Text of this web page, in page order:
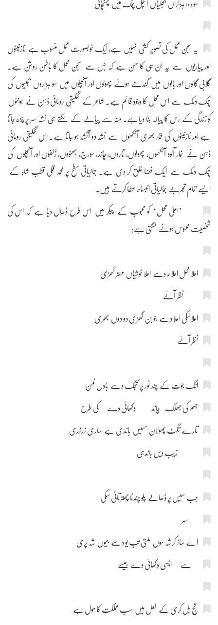
سو۱۰۰ ہزاراں بجلیاں انچل چمک میں پہنچائی
یہ سجن محل کی تصویر کشی نہیں ہے، ایک خوبصورت محل منسوب ہے نازنینوں
اور پیاریوں سے یہ ان ہی کا حسن ہے کہ جس سے سجن محل کا باطن روشن ہے۔
گلابی گالوں اور بالوں میں گندھے ہوئے پھولوں اور آنچلوں میں سو ہزاروں بجلیوں کی
چمک دمک سے اس محل کا وجود قائم ہے۔ شاعر کے تخلیقی رومانی ذہن نے ہونٹوں
کو زندگی کے رس کا پیالہ بنا دیا ہے۔ منہ سے پیالے کے لگتے ہی نشہ سر پر چڑھ جاتا
ہے اور نازنینوں کی خمار بھری آنکھوں سے نشہ دو آتشہ ہو جاتا ہے۔ اس تخلیقی رومانی
ذہن نے خمار آلود آنکھوں، پھولوں، تاروں، چاند، سورج، بھنووں، زُلفوں اور آنچلوں کی
چمک دمک سے ایک فضا خلق کر دی ہے۔ جمالیاتی سطح پر محمد قلی قطب شاہ کے
ایسے تمام تجربے جمالیاتی انبساط عطا کرتے ہیں۔
’اعلیٰ محل‘ کو محبوب کے پیکر میں اس طرح ڈھال دیا ہے کہ اس کی
شخصیت محسوس ہونے لگتی ہے:
اعلا محل اعلاء دسے اعلا خوشیاں مہتر گھڑی
نظر آئے
اعلاسکی اعلا دسے جو بن گھڑی دو دوں بھری
نظر آئے
انگ جوت کے چند نور پر کنجک دسے بادل نمن
جسم کی جھلک چاند دِکھائی دے کی طرح
تارے تگٹ پھولان سہیس باندی ہے ساری زرزری
زیب دیں باندہی
جب سیس پر ڈھالے پلّو چندنا چھترتانی سکی
سر
اے ساز کرشہ سوں ملتی تب یو دسے جیوں شہ پری
سے ایسی دِکھائی دے جیسے
تج بل کری کے لعل میں سب مملکت کا مول ہے